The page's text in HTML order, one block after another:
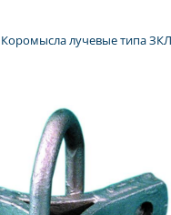
Коромысла лучевые типа